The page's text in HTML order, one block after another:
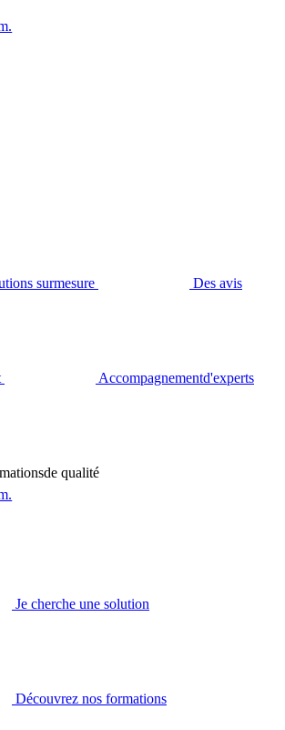
surmesure Des avis
Accompagnementd'experts
de qualité
Je cherche une solution
Découvrez nos formations